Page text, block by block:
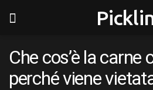
Che cos’è la carne
perché viene